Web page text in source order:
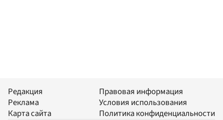
Редакция
Реклама
Карта сайта
Правовая информация
Условия использования
Политика конфиденциальности